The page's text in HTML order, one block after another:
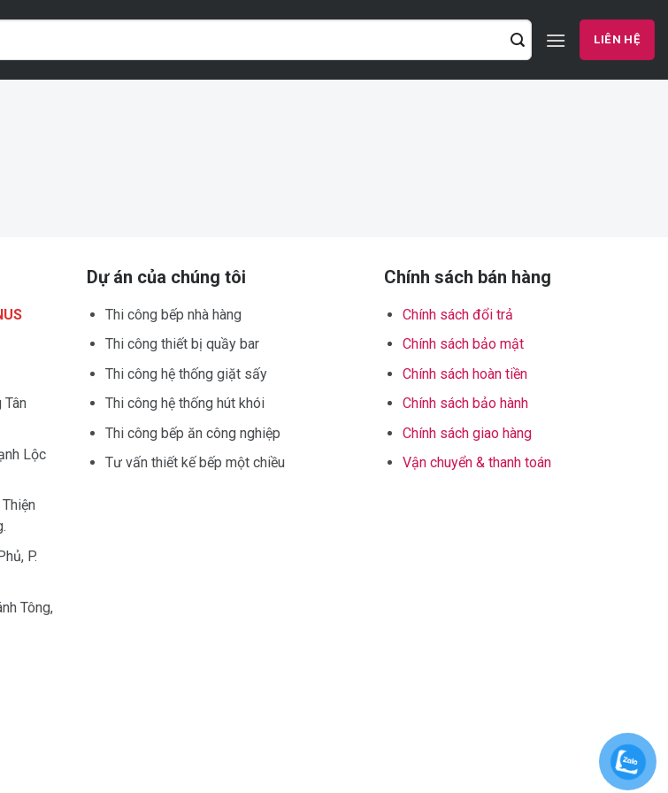
LIÊN HỆ
Lộc
P.
Tông,
Dự án của chúng tôi
Thi công bếp nhà hàng
Thi công thiết bị quầy bar
Thi công hệ thống giặt sấy
Thi công hệ thống hút khói
Thi công bếp ăn công nghiệp
Tư vấn thiết kế bếp một chiều
Chính sách bán hàng
Chính sách đổi trả
Chính sách bảo mật
Chính sách hoàn tiền
Chính sách bảo hành
Chính sách giao hàng
Vận chuyển & thanh toán